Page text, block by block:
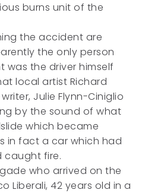
burns unit of the
the accident are
the only person
was the driver himself
local artist Richard
Julie Flynn-Ciniglio
by the sound of what
which became
in fact a car which had
fire.
who arrived on the
Liberali, 42 years old in a